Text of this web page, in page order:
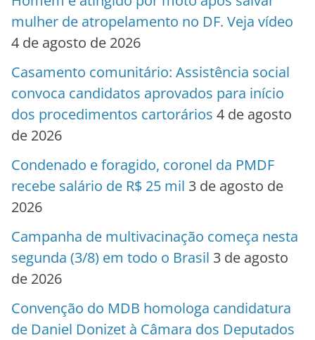
mulher de atropelamento no DF. Veja vídeo
4 de agosto de 2026
Casamento comunitário: Assistência social
convoca candidatos aprovados para início
dos procedimentos cartorários 4 de agosto
de 2026
Condenado e foragido, coronel da PMDF
recebe salário de R$ 25 mil 3 de agosto de
2026
Campanha de multivacinação começa nesta
segunda (3/8) em todo o Brasil 3 de agosto
de 2026
Convenção do MDB homologa candidatura
de Daniel Donizet à Câmara dos Deputados